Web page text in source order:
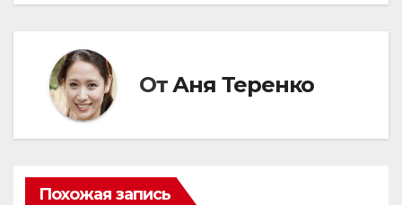
ОтАня Теренко
Похожая запись